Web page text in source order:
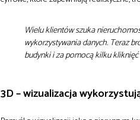
Wielu klientów szuka
wykorzystywania danych. Teraz
budynki i za pomocą kilku
3D – wizualizacja